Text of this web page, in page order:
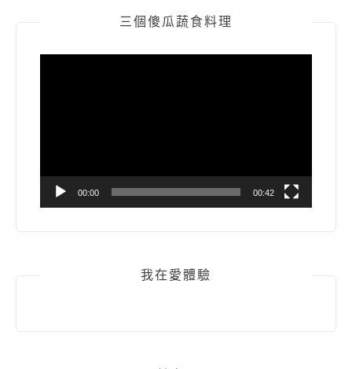
三個傻瓜蔬食料理
00:00 00:42
我在愛體驗